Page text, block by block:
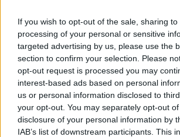
If you wish to opt-out of the sale, sharing
processing of your personal or sensitive
targeted advertising by us, please use the
section to confirm your selection. Please
opt-out request is processed you may
interest-based ads based on personal
us or personal information disclosed to
your opt-out. You may separately opt-out
disclosure of your personal information by
IAB’s list of downstream participants. This
o transferencia
vez finalizada su
denominación de Caja
Canarias
Área de contenido y estructura
Valorización,
destrucción y
programación
Conservación permanente
Acumulaciones
No se esperan nuevas